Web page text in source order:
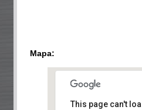
Mapa:
This page can't